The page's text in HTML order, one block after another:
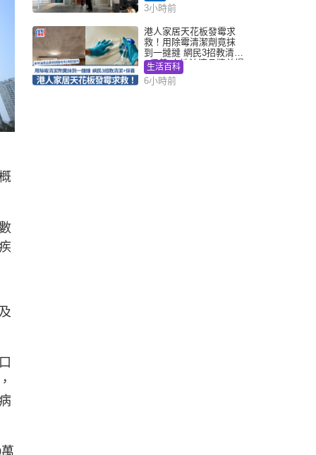
3小時前
港人家居天花板發霉求
救！用除霉清潔劑竟抹
到一撻撻 網民3招教清潔
+保養 本地油漆品牌曾提
醒勿用1物防變色
生活百科
6小時前